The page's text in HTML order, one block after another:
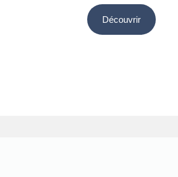
Découvrir